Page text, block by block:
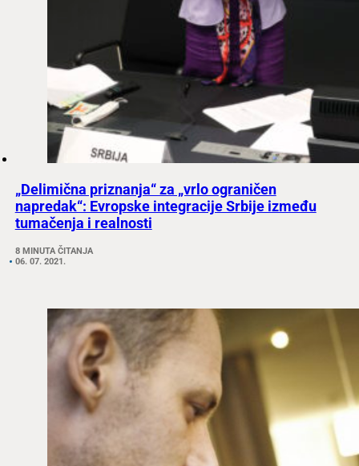
„Delimična priznanja“ za „vrlo ograničen
napredak“: Evropske integracije Srbije između
tumačenja i realnosti
8 MINUTA ČITANJA
06. 07. 2021.